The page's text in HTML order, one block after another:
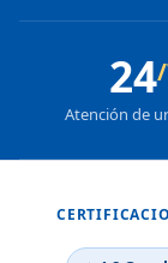
24
Atención de